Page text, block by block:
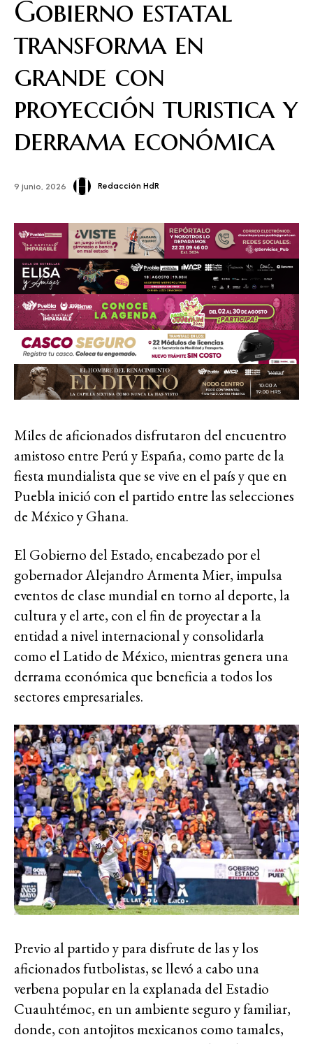
Gobierno estatal
transforma en
grande con
proyección turistica y
derrama económica
9 junio, 2026 Redacción HdR
Miles de aficionados disfrutaron del encuentro
amistoso entre Perú y España, como parte de la
fiesta mundialista que se vive en el país y que en
Puebla inició con el partido entre las selecciones
de México y Ghana.
El Gobierno del Estado, encabezado por el
gobernador Alejandro Armenta Mier, impulsa
eventos de clase mundial en torno al deporte, la
cultura y el arte, con el fin de proyectar a la
entidad a nivel internacional y consolidarla
como el Latido de México, mientras genera una
derrama económica que beneficia a todos los
sectores empresariales.
Previo al partido y para disfrute de las y los
aficionados futbolistas, se llevó a cabo una
verbena popular en la explanada del Estadio
Cuauhtémoc, en un ambiente seguro y familiar,
donde, con antojitos mexicanos como tamales,